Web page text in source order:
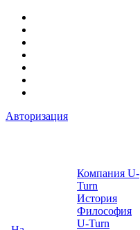
Авторизация
Компания U-
Turn
История
Философия
U-Turn